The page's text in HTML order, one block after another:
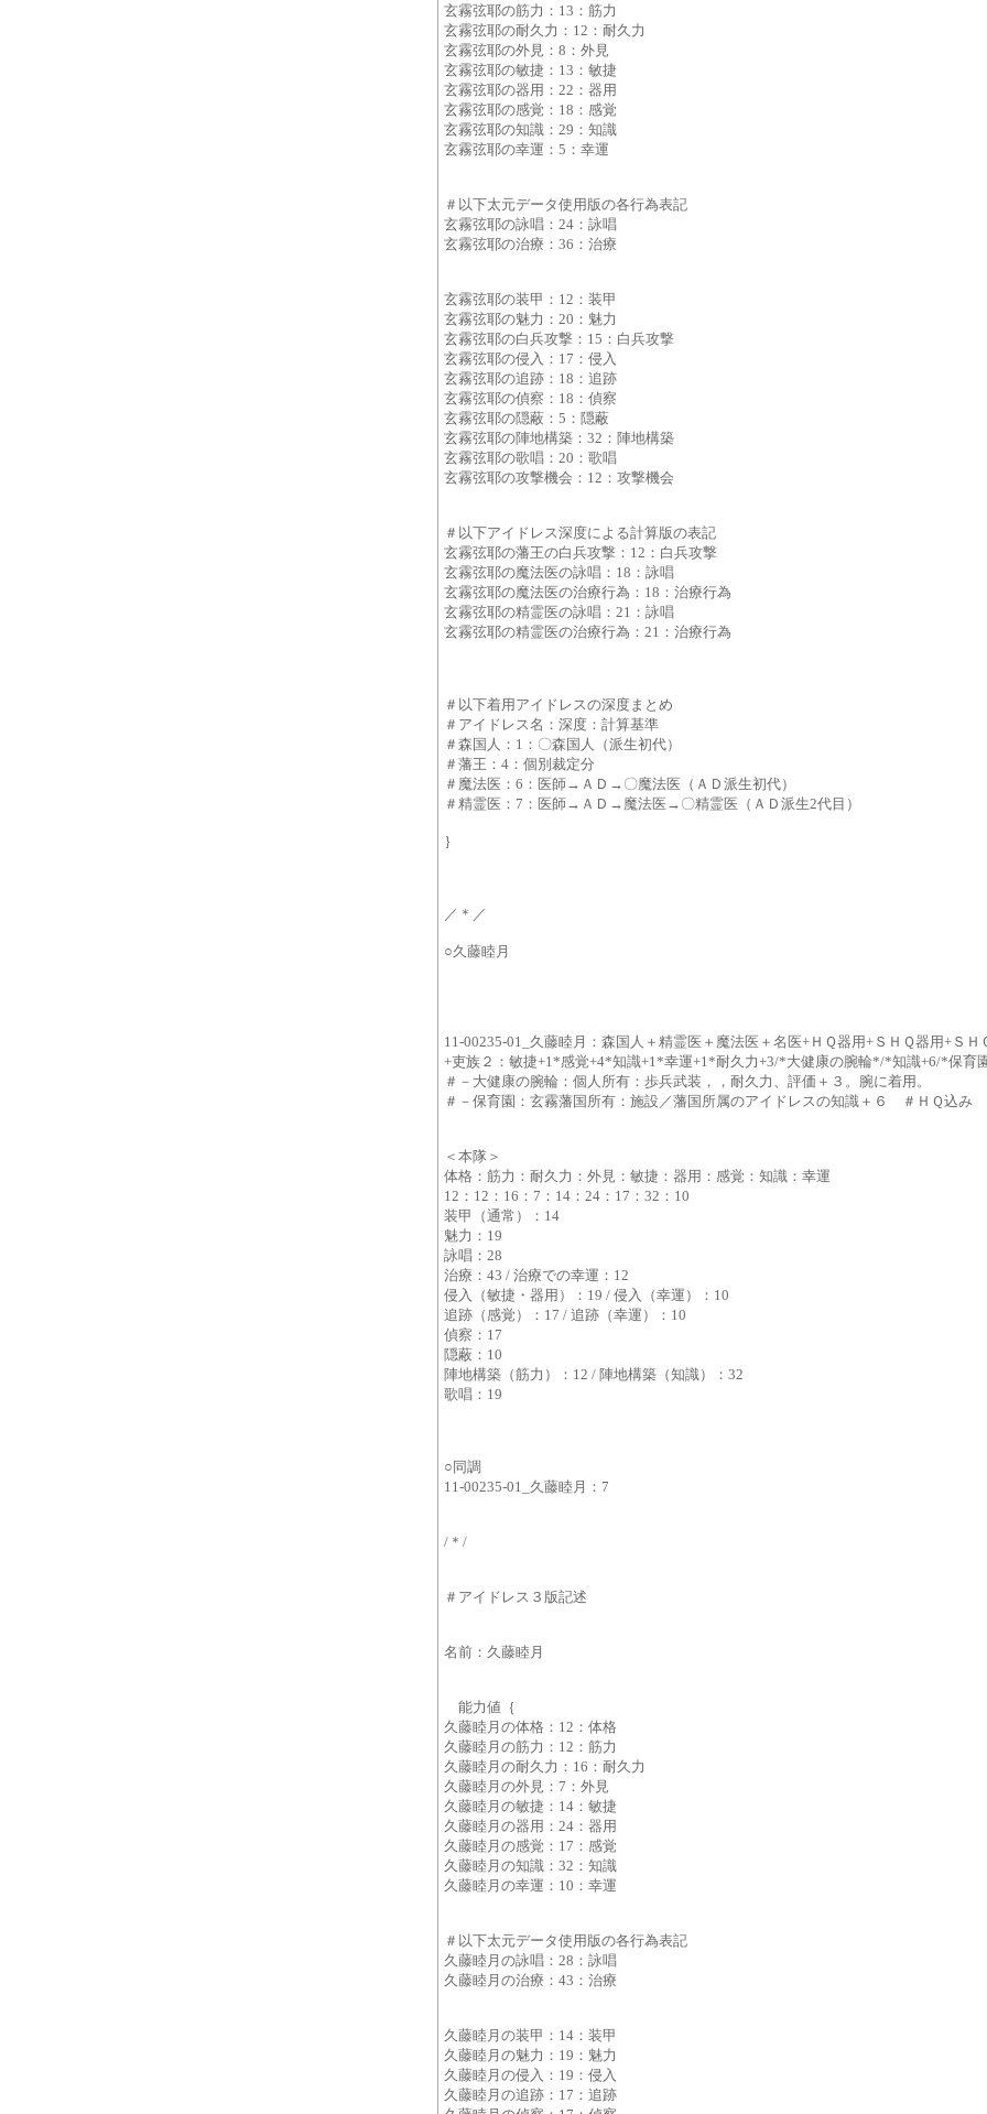
玄霧弦耶の筋力：13：筋力
玄霧弦耶の耐久力：12：耐久力
玄霧弦耶の外見：8：外見
玄霧弦耶の敏捷：13：敏捷
玄霧弦耶の器用：22：器用
玄霧弦耶の感覚：18：感覚
玄霧弦耶の知識：29：知識
玄霧弦耶の幸運：5：幸運
＃以下太元データ使用版の各行為表記
玄霧弦耶の詠唱：24：詠唱
玄霧弦耶の治療：36：治療
玄霧弦耶の装甲：12：装甲
玄霧弦耶の魅力：20：魅力
玄霧弦耶の白兵攻撃：15：白兵攻撃
玄霧弦耶の侵入：17：侵入
玄霧弦耶の追跡：18：追跡
玄霧弦耶の偵察：18：偵察
玄霧弦耶の隠蔽：5：隠蔽
玄霧弦耶の陣地構築：32：陣地構築
玄霧弦耶の歌唱：20：歌唱
玄霧弦耶の攻撃機会：12：攻撃機会
＃以下アイドレス深度による計算版の表記
玄霧弦耶の藩王の白兵攻撃：12：白兵攻撃
玄霧弦耶の魔法医の詠唱：18：詠唱
玄霧弦耶の魔法医の治療行為：18：治療行為
玄霧弦耶の精霊医の詠唱：21：詠唱
玄霧弦耶の精霊医の治療行為：21：治療行為
＃以下着用アイドレスの深度まとめ
＃アイドレス名：深度：計算基準
＃森国人：1：〇森国人（派生初代）
＃藩王：4：個別裁定分
＃魔法医：6：医師→ＡＤ→〇魔法医（ＡＤ派生初代）
＃精霊医：7：医師→ＡＤ→魔法医→〇精霊医（ＡＤ派生2代目）
｝
／＊／
○久藤睦月
11-00235-01_久藤睦月：森国人＋精霊医＋魔法医＋名医+ＨＱ器用+ＳＨＱ器用+ＳＨ
+吏族２：敏捷+1*感覚+4*知識+1*幸運+1*耐久力+3/*大健康の腕輪*/*知識+6/*保育
＃－大健康の腕輪：個人所有：歩兵武装，，耐久力、評価＋３。腕に着用。
＃－保育園：玄霧藩国所有：施設／藩国所属のアイドレスの知識＋６ ＃ＨＱ込み
＜本隊＞
体格：筋力：耐久力：外見：敏捷：器用：感覚：知識：幸運
12：12：16：7：14：24：17：32：10
装甲（通常）：14
魅力：19
詠唱：28
治療：43 / 治療での幸運：12
侵入（敏捷・器用）：19 / 侵入（幸運）：10
追跡（感覚）：17 / 追跡（幸運）：10
偵察：17
隠蔽：10
陣地構築（筋力）：12 / 陣地構築（知識）：32
歌唱：19
○同調
11-00235-01_久藤睦月：7
/＊/
＃アイドレス３版記述
名前：久藤睦月
能力値｛
久藤睦月の体格：12：体格
久藤睦月の筋力：12：筋力
久藤睦月の耐久力：16：耐久力
久藤睦月の外見：7：外見
久藤睦月の敏捷：14：敏捷
久藤睦月の器用：24：器用
久藤睦月の感覚：17：感覚
久藤睦月の知識：32：知識
久藤睦月の幸運：10：幸運
＃以下太元データ使用版の各行為表記
久藤睦月の詠唱：28：詠唱
久藤睦月の治療：43：治療
久藤睦月の装甲：14：装甲
久藤睦月の魅力：19：魅力
久藤睦月の侵入：19：侵入
久藤睦月の追跡：17：追跡